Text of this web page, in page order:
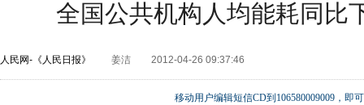
全国公共机构人均能耗同比
人民网-《人民日报》 姜洁 2012-04-26 09:37:46
移动用户编辑短信CD到106580009009，即